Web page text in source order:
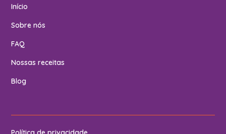
Início
Sobre nós
FAQ
Nossas receitas
Blog